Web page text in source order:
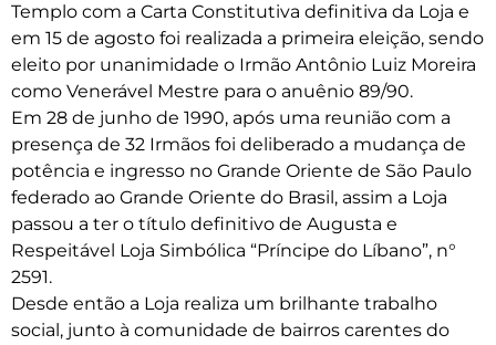
Templo com a Carta Constitutiva definitiva da Loja e
em 15 de agosto foi realizada a primeira eleição, sendo
eleito por unanimidade o Irmão Antônio Luiz Moreira
como Venerável Mestre para o anuênio 89/90.
Em 28 de junho de 1990, após uma reunião com a
presença de 32 Irmãos foi deliberado a mudança de
potência e ingresso no Grande Oriente de São Paulo
federado ao Grande Oriente do Brasil, assim a Loja
passou a ter o título definitivo de Augusta e
Respeitável Loja Simbólica “Príncipe do Líbano”, n°
2591.
Desde então a Loja realiza um brilhante trabalho
social, junto à comunidade de bairros carentes do